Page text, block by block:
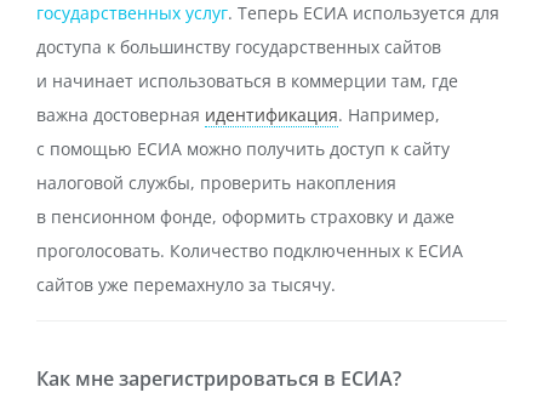
государственных услуг. Теперь ЕСИА используется для
доступа к большинству государственных сайтов
и начинает использоваться в коммерции там, где
важна достоверная идентификация. Например,
с помощью ЕСИА можно получить доступ к сайту
налоговой службы, проверить накопления
в пенсионном фонде, оформить страховку и даже
проголосовать. Количество подключенных к ЕСИА
сайтов уже перемахнуло за тысячу.
Как мне зарегистрироваться в ЕСИА?